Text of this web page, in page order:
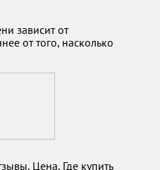
зависит от
от того, насколько
Цена, Где купить